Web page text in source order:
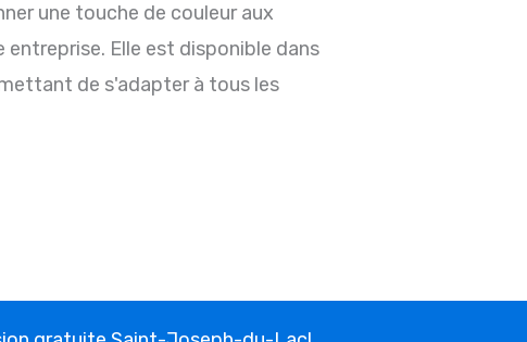
une touche de couleur aux
Elle est disponible dans
de s'adapter à tous les